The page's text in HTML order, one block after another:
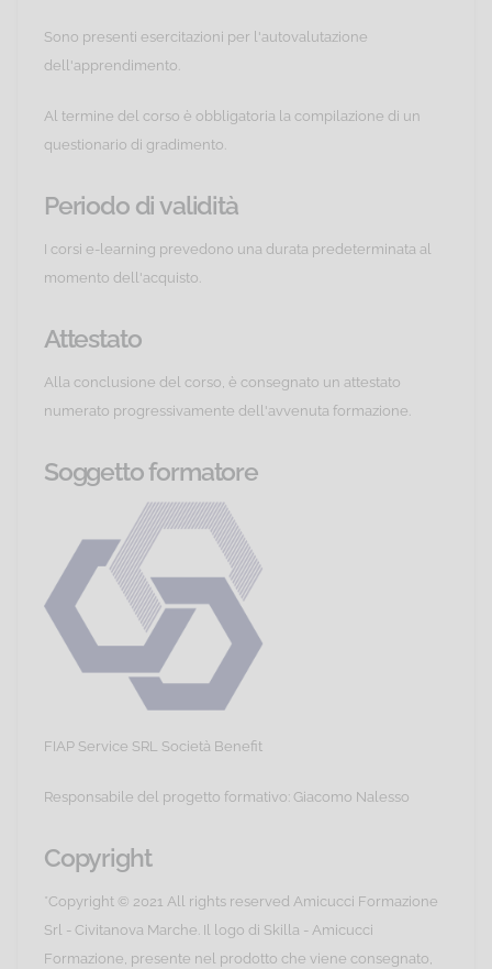
Sono presenti esercitazioni per l'autovalutazione
dell'apprendimento.
Al termine del corso è obbligatoria la compilazione di un
questionario di gradimento.
Periodo di validità
I corsi e-learning prevedono una durata predeterminata al
momento dell'acquisto.
Attestato
Alla conclusione del corso, è consegnato un attestato
numerato progressivamente dell'avvenuta formazione.
Soggetto formatore
FIAP Service SRL Società Benefit
Responsabile del progetto formativo: Giacomo Nalesso
Copyright
*Copyright © 2021 All rights reserved Amicucci Formazione
Srl - Civitanova Marche. Il logo di Skilla - Amicucci
Formazione, presente nel prodotto che viene consegnato,